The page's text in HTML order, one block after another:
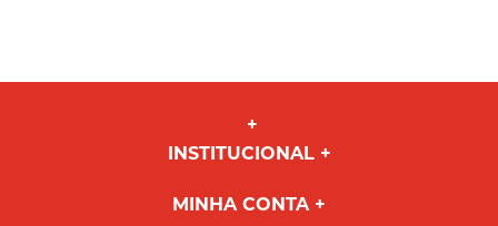
INSTITUCIONAL
MINHA CONTA